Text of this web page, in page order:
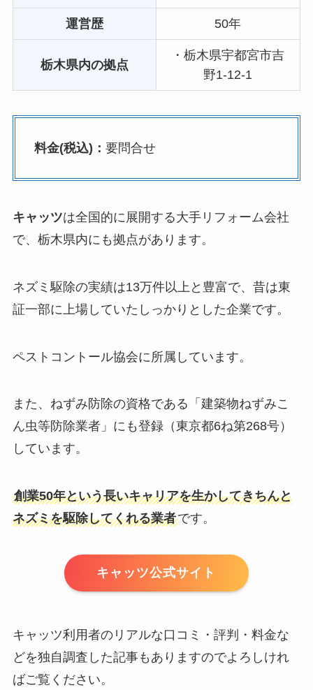
運営歴 50年
栃木県内の拠点
・栃木県宇都宮市吉
野1-12-1
料金(税込)： 要問合せ
キャッツは全国的に展開する大手リフォーム会社
で、栃木県内にも拠点があります。
ネズミ駆除の実績は13万件以上と豊富で、昔は東
証一部に上場していたしっかりとした企業です。
ペストコントール協会に所属しています。
また、ねずみ防除の資格である「建築物ねずみこ
ん虫等防除業者」にも登録（東京都6ね第268号）
しています。
創業50年という長いキャリアを生かしてきちんと
ネズミを駆除してくれる業者です。
キャッツ公式サイト
キャッツ利用者のリアルな口コミ・評判・料金な
どを独自調査した記事もありますのでよろしけれ
ばご覧ください。